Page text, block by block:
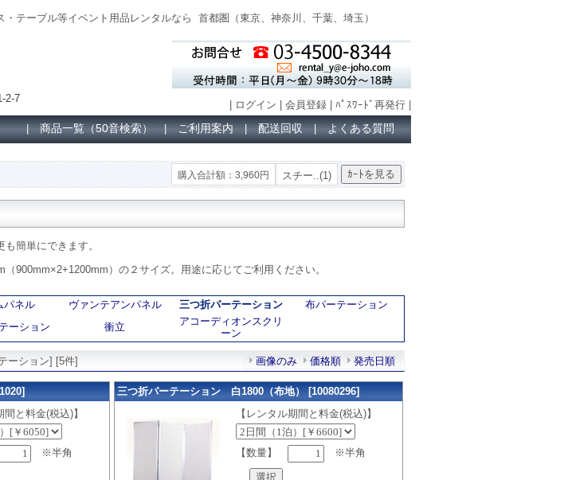
テーブル等イベント用品レンタルなら 首都圏（東京、神奈川、千葉、埼玉 ）
ログイン 会員登録 ﾊﾟｽﾜｰﾄﾞ再発行
2-7
商品一覧（50音検索） ご利用案内 配送回収 よくある質問
購入合計額：3,960円 スチー..(1)
簡単にできます。
900mm×2+1200mm）の２サイズ。用途に応じてご利用ください。
パネル ヴァンテアンパネル 三つ折パーテーション
布パーテーション
ーション 衝立
アコーディオンスクリ
ーン
ーション] [5件] 画像のみ 価格順 発売日順
間と料金(税込)】
※半角
三つ折パーテーション 白1800（布地） [10080296]
【レンタル期間と料金(税込)】
【数量】 ※半角